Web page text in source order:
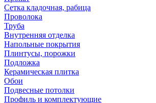
Сетка кладочная, рабица
Проволока
Труба
Внутренняя отделка
Напольные покрытия
Плинтусы, порожки
Подложка
Керамическая плитка
Обои
Подвесные потолки
Профиль и комплектующие